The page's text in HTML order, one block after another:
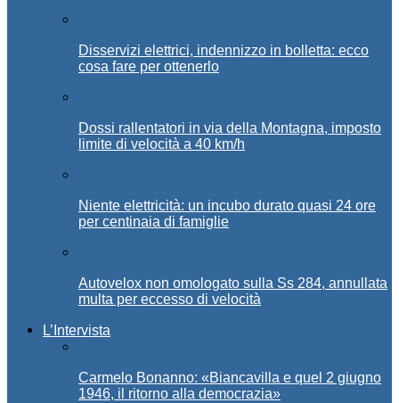
Disservizi elettrici, indennizzo in bolletta: ecco
cosa fare per ottenerlo
Dossi rallentatori in via della Montagna, imposto
limite di velocità a 40 km/h
Niente elettricità: un incubo durato quasi 24 ore
per centinaia di famiglie
Autovelox non omologato sulla Ss 284, annullata
multa per eccesso di velocità
L’Intervista
Carmelo Bonanno: «Biancavilla e quel 2 giugno
1946, il ritorno alla democrazia»